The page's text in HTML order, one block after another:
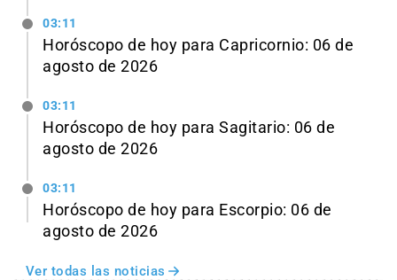
03:11
Horóscopo de hoy para Capricornio: 06 de
agosto de 2026
03:11
Horóscopo de hoy para Sagitario: 06 de
agosto de 2026
03:11
Horóscopo de hoy para Escorpio: 06 de
agosto de 2026
Ver todas las noticias